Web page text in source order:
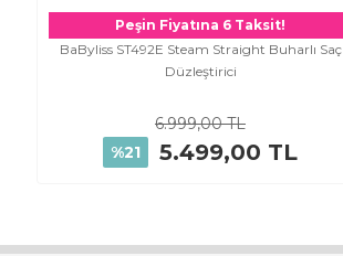
Peşin Fiyatına 6 Taksit!
BaByliss ST492E Steam Straight Buharlı Saç
Düzleştirici
6.999,00 TL
%21
5.499,00 TL